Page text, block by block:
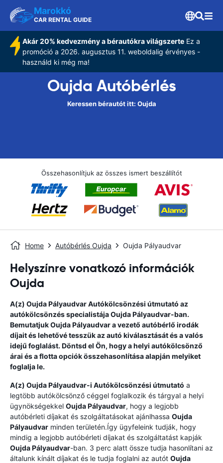
Marokkó
CAR RENTAL GUIDE
Akár 20% kedvezmény a bérautókra világszerteEz a
promóció a 2026. augusztus 11. weboldalig érvényes -
használd ki még ma!
Oujda Autóbérlés
Keressen bérautót itt: Oujda
Összehasonlítjuk az összes ismert beszállítót
Home Autóbérlés Oujda Oujda Pályaudvar
Helyszínre vonatkozó információk
Oujda
A(z) Oujda PályaudvarAutókölcsönzési útmutató az
autókölcsönzés specialistájaOujda Pályaudvar-ban.
BemutatjukOujda Pályaudvara vezető autóbérlő irodák
díjait és lehetővé tesszük az autó kiválasztását és a valós
idejű foglalást. Döntsd el Ön, hogy a helyi autókölcsönző
árai és a flotta opciók összehasonlítása alapján melyiket
foglalja le.
A(z) Oujda Pályaudvar-i Autókölcsönzési útmutató a
legtöbb autókölcsönző céggel foglalkozik és tárgyal a helyi
ügynökségekkel Oujda Pályaudvar, hogy a legjobb
autóbérleti díjakat és szolgáltatásokat ajánlhassa Oujda
Pályaudvar minden területén.Így ügyfeleink tudják, hogy
mindig a legjobb autóbérleti díjakat és szolgáltatást kapják
Oujda Pályaudvar-ban. 3 perc alatt össze tudja hasonlítani az
általunk kínált díjakat és le tudja foglalni az autót Oujda